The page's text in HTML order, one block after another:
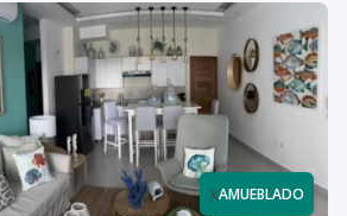
xAMUEBLADO